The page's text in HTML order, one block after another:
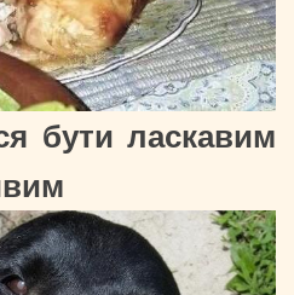
бути ласкавим